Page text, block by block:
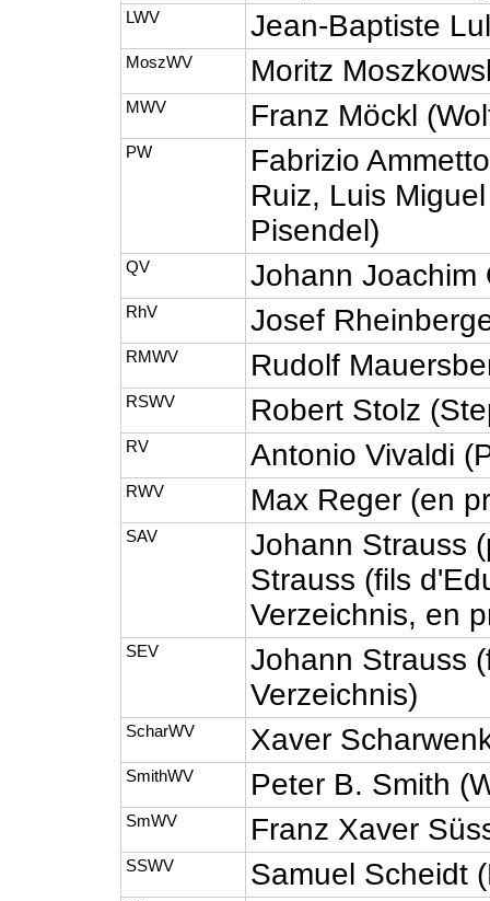
LWV Jean-Baptiste
MoszWV Moritz
MWV Franz Möckl
PW
Fabrizio
Ruiz, Luis
Pisendel)
QV Johann Joachim
RhV Josef
RMWV Rudolf
RSWV Robert Stolz
RV Antonio Vivaldi
RWV Max Reger (en
SAV
Johann Strauss
Strauss (fils
Verzeichnis, en
SEV
Johann Strauss
Verzeichnis)
ScharWV Xaver
SmithWV Peter B. Smith
SmWV Franz Xaver
SSWV Samuel Scheidt